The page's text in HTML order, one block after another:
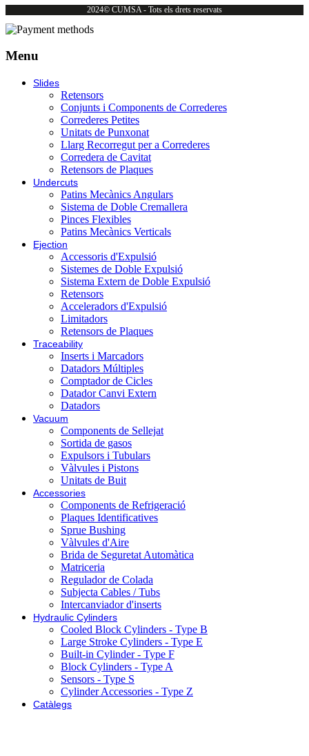
2024© CUMSA - Tots els drets reservats
Menu
Slides
Retensors
Conjunts i Components de Correderes
Correderes Petites
Unitats de Punxonat
Llarg Recorregut per a Correderes
Corredera de Cavitat
Retensors de Plaques
Undercuts
Patins Mecànics Angulars
Sistema de Doble Cremallera
Pinces Flexibles
Patins Mecànics Verticals
Ejection
Accessoris d'Expulsió
Sistemes de Doble Expulsió
Sistema Extern de Doble Expulsió
Retensors
Acceleradors d'Expulsió
Limitadors
Retensors de Plaques
Traceability
Inserts i Marcadors
Datadors Múltiples
Comptador de Cicles
Datador Canvi Extern
Datadors
Vacuum
Components de Sellejat
Sortida de gasos
Expulsors i Tubulars
Vàlvules i Pistons
Unitats de Buit
Accessories
Components de Refrigeració
Plaques Identificatives
Sprue Bushing
Vàlvules d'Aire
Brida de Seguretat Automàtica
Matriceria
Regulador de Colada
Subjecta Cables / Tubs
Intercanviador d'inserts
Hydraulic Cylinders
Cooled Block Cylinders - Type B
Large Stroke Cylinders - Type E
Built-in Cylinder - Type F
Block Cylinders - Type A
Sensors - Type S
Cylinder Accessories - Type Z
Catàlegs